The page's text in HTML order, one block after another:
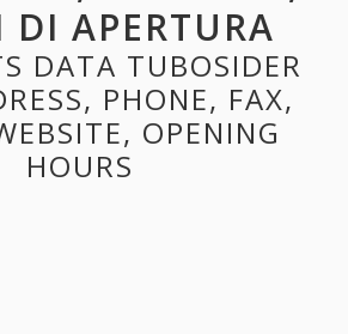
DI APERTURA
DATA TUBOSIDER
PHONE, FAX,
OPENING
HOURS